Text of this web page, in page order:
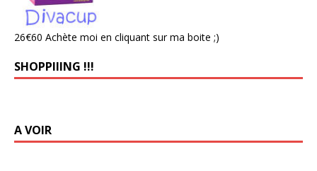
26€60 Achète moi en cliquant sur ma boite ;)
SHOPPIIING !!!
A VOIR